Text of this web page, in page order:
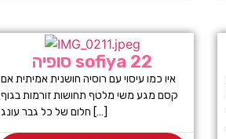
סופיה sofiya 22
איו כמו עיסוי עם רוסיה חושנית אמיתית אם
קסם מגע משי מלטף תחושות זורמות בגוף
חלום של כל גבר עונג […]